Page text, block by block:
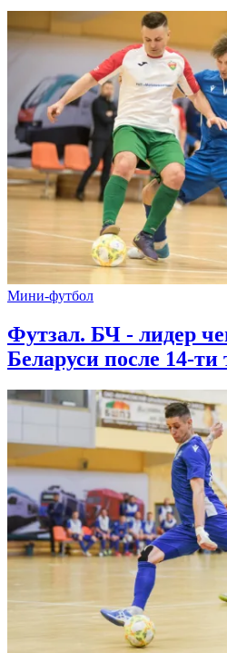
Мини-футбол
Футзал. БЧ - лидер
Беларуси после 14-ти